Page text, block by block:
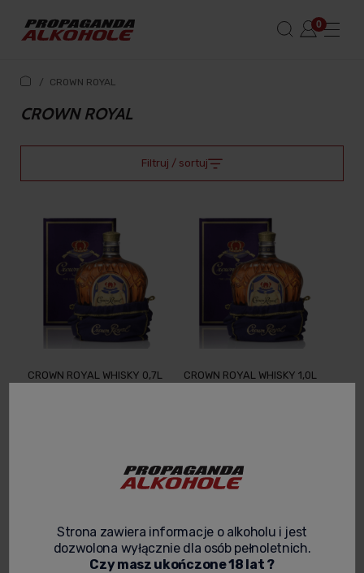
/ CROWN ROYAL
CROWN ROYAL
Filtruj / sortuj
CROWN ROYAL WHISKY 0,7L
dostępności
CROWN ROYAL WHISKY 1,0L
- +
Strona zawiera informacje o alkoholu i jest
dozwolona wyłącznie dla osób pełnoletnich.
Czy masz ukończone 18 lat ?